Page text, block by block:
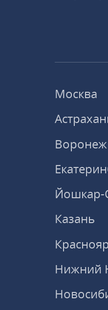
Москва
Воронеж
Йошкар-
Казань
Нижний